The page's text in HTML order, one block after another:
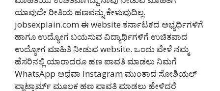
ಯಾವುದೇ ರೀತಿಯ ಹಣವನ್ನು ಕೇಳುವುದಿಲ್ಲ.
jobsexplain.com ಈ website ಕರ್ನಾಟಕದ ಅಭ್ಯರ್ಥಿಗಳಿಗೆ
ಹಾಗೂ ಉದ್ಯೋಗ ಬಯಸುವ ವಿದ್ಯಾರ್ಥಿಗಳಿಗೆ ಉಚಿತವಾದ
ಉದ್ಯೋಗ ಮಾಹಿತಿ ನೀಡುವ website. ಒಂದು ವೇಳೆ ನಮ್ಮ
ಹೆಸರಿನಲ್ಲಿ ಯಾರಾದರೂ ಹಣ ಪಾವತಿ ಮಾಡಲು ನಿಮಗೆ
WhatsApp ಅಥವಾ Instagram ಮುಂತಾದ ಸೋಶಿಯಲ್
ಪ್ಲಾಟ್ಫಾರ್ಮ್ ಮೂಲಕ ಹಣ ಪಾವತಿ ಮಾಡಲು ಹೇಳಿದರೆ